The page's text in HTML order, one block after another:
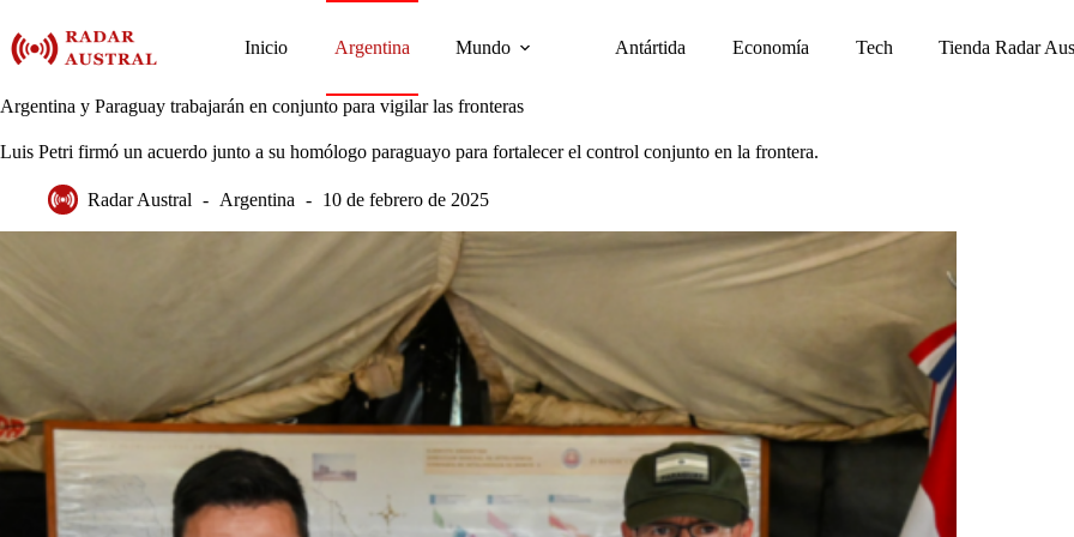
contenido
Inicio Argentina Mundo Antártida Economía Tech Tienda Radar
Argentina y Paraguay trabajarán en conjunto para vigilar las fronteras
Luis Petri firmó un acuerdo junto a su homólogo paraguayo para fortalecer el control conjunto en la frontera.
Radar Austral Argentina 10 de febrero de 2025